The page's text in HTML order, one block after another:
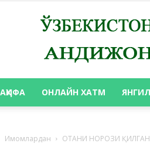
ОНЛАЙН ХАТМ
Имомлардан ОТАНИ НОРОЗИ ҚИЛГАН